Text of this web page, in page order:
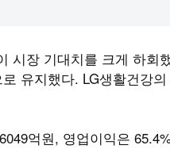
시장 기대치를 크게 하회
유지했다. LG생활건강의
억원, 영업이익은